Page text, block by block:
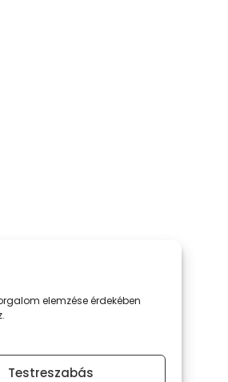
elemzése érdekében
Testreszabás